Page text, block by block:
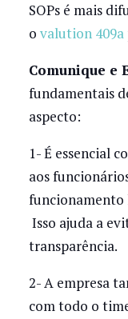
SOPs é mais
o valution 409a
Comunique e
fundamentais
aspecto:
1- É essencial
aos
funcionamento
Isso ajuda a
transparência.
2- A empresa
com todo o